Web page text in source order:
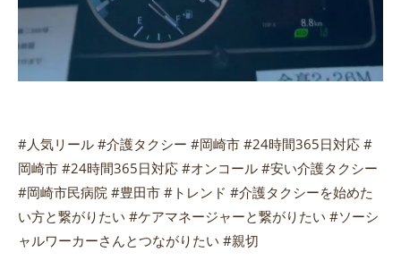
#人気リール #介護タクシー #岡崎市 #24時間365日対応 #
岡崎市 #24時間365日対応 #オンコール #安い介護タクシー
#岡崎市民病院 #豊田市 #トレンド #介護タクシーを始めた
い方と繋がりたい #ケアマネージャーと繋がりたい #ソーシ
ャルワーカーさんとつながりたい #親切